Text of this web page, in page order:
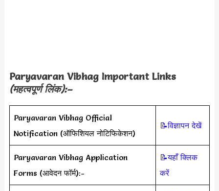
Paryavaran Vibhag Important Links
(महत्वपूर्ण लिंक):–
Paryavaran Vibhag Official
Notification (ऑफिशियल नोटिफिकेशन)
📝विज्ञापन देखें
Paryavaran Vibhag Application
Forms (आवेदन फॉर्म):-
📝यहाँ क्लिक
करें